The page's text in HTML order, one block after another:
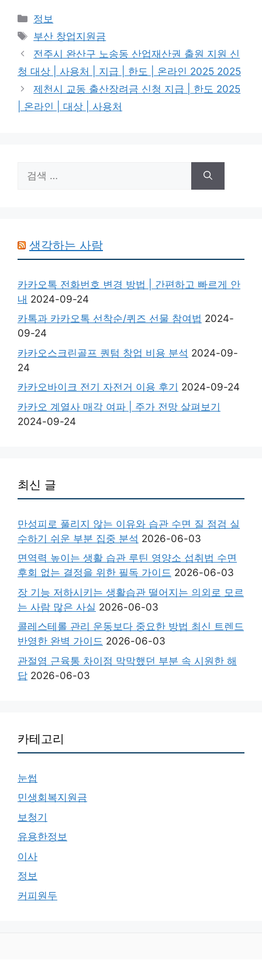
카
테
고
리
정보
태
그
부산 창업지원금
전주시 완산구 노송동 산업재산권 출원 지원 신
청 대상 | 사용처 | 지급 | 한도 | 온라인 2025 2025
제천시 교동 출산장려금 신청 지급 | 한도 2025
| 온라인 | 대상 | 사용처
색:
생각하는 사람
카카오톡 전화번호 변경 방법 | 간편하고 빠르게 안
내 2024-09-24
카톡과 카카오톡 선착순/퀴즈 선물 참여법 2024-
09-24
카카오스크린골프 퀀텀 창업 비용 분석 2024-09-
24
카카오바이크 전기 자전거 이용 후기 2024-09-24
카카오 계열사 매각 여파 | 주가 전망 살펴보기
2024-09-24
최신 글
만성피로 풀리지 않는 이유와 습관 수면 질 점검 실
수하기 쉬운 부분 집중 분석 2026-06-03
면역력 높이는 생활 습관 루틴 영양소 섭취법 수면
후회 없는 결정을 위한 필독 가이드 2026-06-03
장 기능 저하시키는 생활습관 떨어지는 의외로 모르
는 사람 많은 사실 2026-06-03
콜레스테롤 관리 운동보다 중요한 방법 최신 트렌드
반영한 완벽 가이드 2026-06-03
관절염 근육통 차이점 막막했던 부분 속 시원한 해
답 2026-06-03
카테고리
눈썹
민생회복지원금
보청기
유용한정보
이사
정보
커피원두